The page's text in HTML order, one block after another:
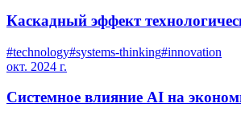
Каскадный эффект
#technology#systems-thinking#innovation
окт. 2024 г.
Системное влияние AI на